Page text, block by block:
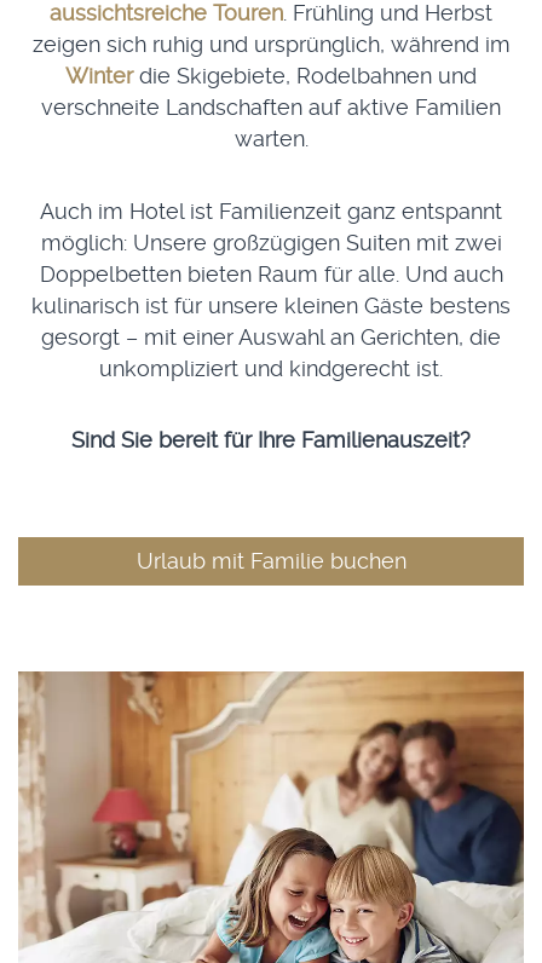
aussichtsreiche Touren. Frühling und Herbst
zeigen sich ruhig und ursprünglich, während im
Winterdie Skigebiete, Rodelbahnen und
verschneite Landschaften auf aktive Familien
warten.
Auch im Hotel ist Familienzeit ganz entspannt
möglich: Unsere großzügigen Suiten mit zwei
Doppelbetten bieten Raum für alle. Und auch
kulinarisch ist für unsere kleinen Gäste bestens
gesorgt – mit einer Auswahl an Gerichten, die
unkompliziert und kindgerecht ist.
Sind Sie bereit für Ihre Familienauszeit?
Urlaub mit Familie buchen